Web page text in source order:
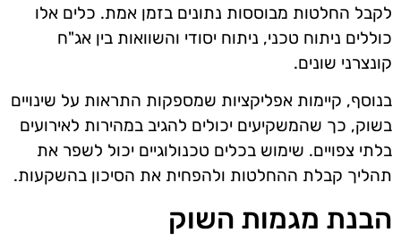
לקבל החלטות מבוססות נתונים בזמן אמת. כלים אלו
כוללים ניתוח טכני, ניתוח יסודי והשוואות בין אג"ח
קונצרני שונים.
בנוסף, קיימות אפליקציות שמספקות התראות על שינויים
בשוק, כך שהמשקיעים יכולים להגיב במהירות לאירועים
בלתי צפויים. שימוש בכלים טכנולוגיים יכול לשפר את
תהליך קבלת ההחלטות ולהפחית את הסיכון בהשקעות.
הבנת מגמות השוק